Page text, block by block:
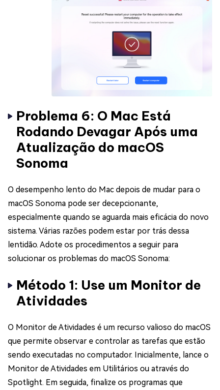
Problema 6: O Mac Está
Rodando Devagar Após uma
Atualização do macOS
Sonoma
O desempenho lento do Mac depois de mudar para o
macOS Sonoma pode ser decepcionante,
especialmente quando se aguarda mais eficácia do novo
sistema. Várias razões podem estar por trás dessa
lentidão. Adote os procedimentos a seguir para
solucionar os problemas do macOS Sonoma:
Método 1: Use um Monitor de
Atividades
O Monitor de Atividades é um recurso valioso do macOS
que permite observar e controlar as tarefas que estão
sendo executadas no computador. Inicialmente, lance o
Monitor de Atividades em Utilitários ou através do
Spotlight. Em seguida, finalize os programas que